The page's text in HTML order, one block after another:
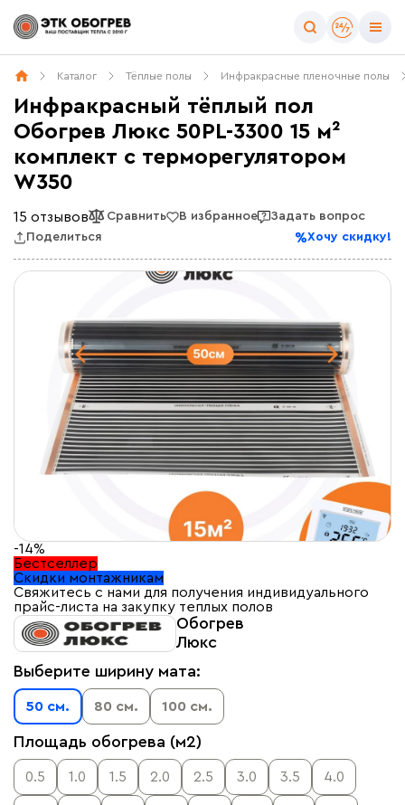
Каталог Тёплые полы Инфракрасные пленочные полы
Инфракрасный тёплый пол
Обогрев Люкс 50PL-3300 15 м²
комплект c терморегулятором
W350
15 отзывов Сравнить В избранное
Задать вопрос
Поделиться
Хочу скидку!
-14%
Бестселлер
Скидки монтажникам
Свяжитесь с нами для получения индивидуального
прайс-листа на закупку теплых полов
Обогрев
Люкс
Выберите ширину мата:
50 см. 80 см. 100 см.
Площадь обогрева (м2)
0.5 1.0 1.5 2.0 2.5 3.0 3.5 4.0